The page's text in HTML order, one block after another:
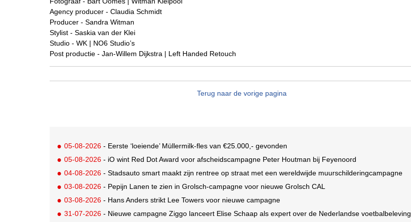
Agency producer - Claudia Schmidt
Producer - Sandra Witman
Stylist - Saskia van der Klei
Studio - WK | NO6 Studio’s
Post productie - Jan-Willem Dijkstra | Left Handed Retouch
Terug naar de vorige pagina
05-08-2026 - Eerste ‘loeiende’ Müllermilk-fles van €25.000,- gevonden
05-08-2026 - iO wint Red Dot Award voor afscheidscampagne Peter Houtman bij Feyenoord
04-08-2026 - Stadsauto smart maakt zijn rentree op straat met een wereldwijde muurschilderingcampagne
03-08-2026 - Pepijn Lanen te zien in Grolsch-campagne voor nieuwe Grolsch CAL
03-08-2026 - Hans Anders strikt Lee Towers voor nieuwe campagne
31-07-2026 - Nieuwe campagne Ziggo lanceert Elise Schaap als expert over de Nederlandse voetbalbeleving